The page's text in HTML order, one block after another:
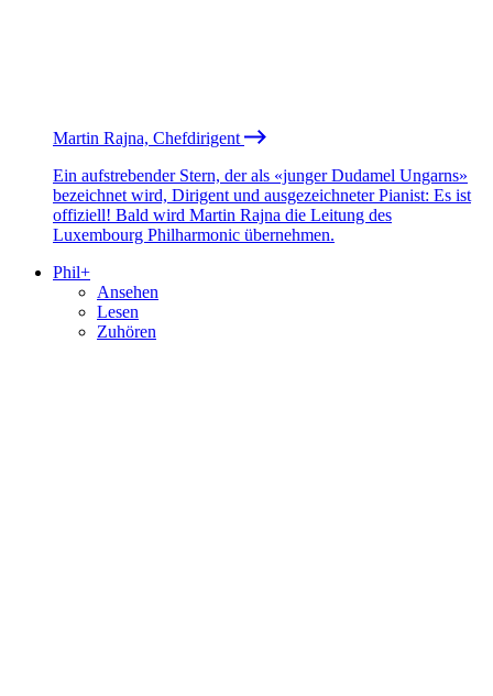
Martin Rajna, Chefdirigent
Ein aufstrebender Stern, der als «junger Dudamel Ungarns»
bezeichnet wird, Dirigent und ausgezeichneter Pianist: Es ist
offiziell! Bald wird Martin Rajna die Leitung des
Luxembourg Philharmonic übernehmen.
Phil+
Ansehen
Lesen
Zuhören